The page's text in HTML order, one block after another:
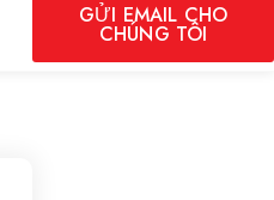
GỬI EMAIL CHO
CHÚNG TÔI